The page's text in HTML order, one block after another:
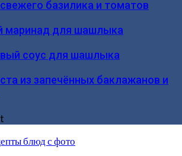
базилика и томатов
маринад для шашлыка
соус для шашлыка
из запечённых баклажанов и